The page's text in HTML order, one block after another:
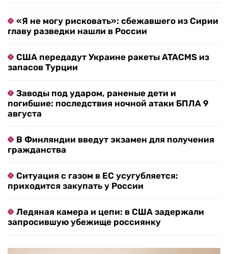
«Я не могу рисковать»: сбежавшего из Сирии
главу разведки нашли в России
США передадут Украине ракеты ATACMS из
запасов Турции
Заводы под ударом, раненые дети и
погибшие: последствия ночной атаки БПЛА 9
августа
В Финляндии введут экзамен для получения
гражданства
Ситуация с газом в ЕС усугубляется:
приходится закупать у России
Ледяная камера и цепи: в США задержали
запросившую убежище россиянку